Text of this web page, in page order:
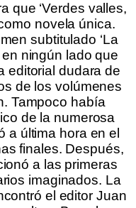
que ‘Verdes valles,
novela única.
subtitulado ‘La
ningún lado que
editorial dudara de
de los volúmenes
Tampoco había
de la numerosa
a última hora en el
finales. Después,
a las primeras
imaginados. La
el editor Juan